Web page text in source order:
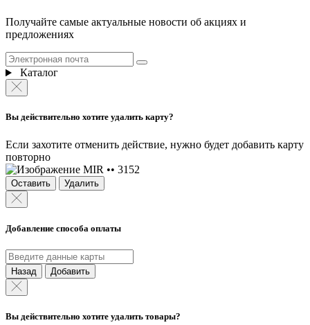
Получайте самые актуальные новости об акциях и
предложениях
Каталог
Вы действительно хотите удалить карту?
Если захотите отменить действие, нужно будет добавить карту
повторно
MIR •• 3152
Оставить Удалить
Добавление способа оплаты
Назад Добавить
Вы действительно хотите удалить товары?